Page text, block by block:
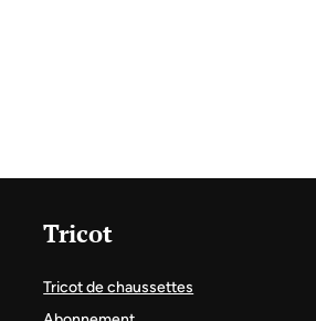
Tricot
Tricot de chaussettes